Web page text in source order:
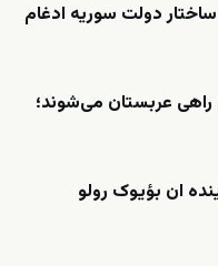
دولت سوریه ادغام
عربستان می‌شوند؛
ان بؤیوک رولو